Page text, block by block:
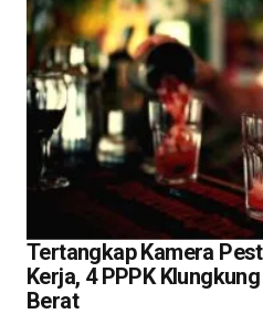
Tertangkap Kamera
Kerja, 4 PPPK
Berat